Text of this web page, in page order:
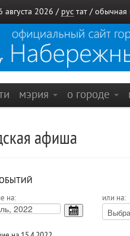
августа 2026 / рус тат / обычная
мэрия о городе
афиша
на: или на: